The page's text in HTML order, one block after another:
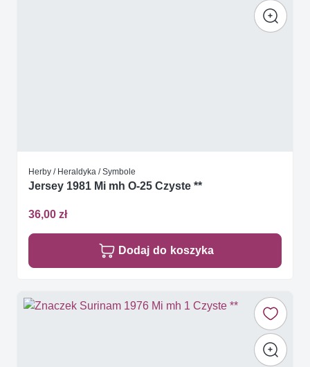
Herby / Heraldyka / Symbole
Jersey 1981 Mi mh O-25 Czyste **
36,00 zł
Dodaj do koszyka